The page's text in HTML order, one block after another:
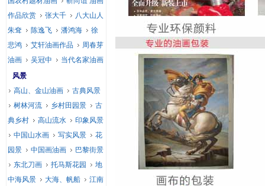
作品欣赏
张大千
八大山人
朱耷
陈逸飞 潘鸿海
徐
悲鸿
艾轩油画作品
周春芽
油画
吴冠中
当代名家油画
风景
高山、金山油画
古典风景
树林河流
乡村田园景
古
典乡村
高山流水
印象风景
中国山水画
写实风景
花
园景
中国画油画
巴黎街景
东北刀画
托马斯花园
地
中海风景
大海、帆船
江南